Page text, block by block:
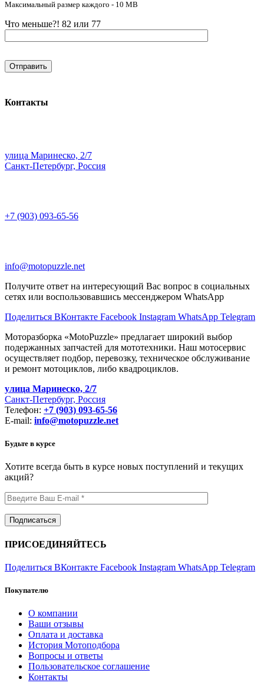
Максимальный размер каждого - 10 MB
Что меньше?! 82 или 77
Контакты
улица Маринеско, 2/7
Санкт-Петербург, Россия
+7 (903) 093-65-56
info@motopuzzle.net
Получите ответ на интересующий Вас вопрос в социальных
сетях или воспользовавшись мессенджером WhatsApp
Поделиться ВКонтакте Facebook Instagram WhatsApp Telegram
Моторазборка «MotoPuzzle» предлагает широкий выбор
подержанных запчастей для мототехники. Наш мотосервис
осуществляет подбор, перевозку, техническое обслуживание
и ремонт мотоциклов, либо квадроциклов.
улица Маринеско, 2/7
Санкт-Петербург, Россия
Телефон: +7 (903) 093-65-56
E-mail: info@motopuzzle.net
Будьте в курсе
Хотите всегда быть в курсе новых поступлений и текущих
акций?
ПРИСОЕДИНЯЙТЕСЬ
Поделиться ВКонтакте Facebook Instagram WhatsApp Telegram
Покупателю
О компании
Ваши отзывы
Оплата и доставка
История Мотоподбора
Вопросы и ответы
Пользовательское соглашение
Контакты